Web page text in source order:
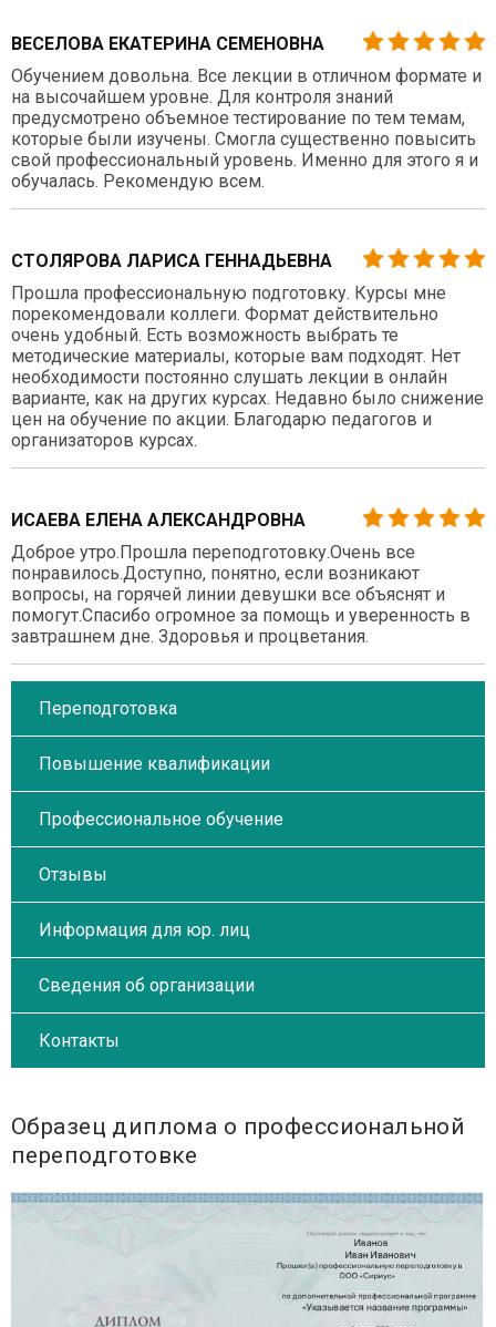
ВЕСЕЛОВА ЕКАТЕРИНА СЕМЕНОВНА
Обучением довольна. Все лекции в отличном формате и
на высочайшем уровне. Для контроля знаний
предусмотрено объемное тестирование по тем темам,
которые были изучены. Смогла существенно повысить
свой профессиональный уровень. Именно для этого я и
обучалась. Рекомендую всем.
СТОЛЯРОВА ЛАРИСА ГЕННАДЬЕВНА
Прошла профессиональную подготовку. Курсы мне
порекомендовали коллеги. Формат действительно
очень удобный. Есть возможность выбрать те
методические материалы, которые вам подходят. Нет
необходимости постоянно слушать лекции в онлайн
варианте, как на других курсах. Недавно было снижение
цен на обучение по акции. Благодарю педагогов и
организаторов курсах.
ИСАЕВА ЕЛЕНА АЛЕКСАНДРОВНА
Доброе утро.Прошла переподготовку.Очень все
понравилось.Доступно, понятно, если возникают
вопросы, на горячей линии девушки все объяснят и
помогут.Спасибо огромное за помощь и уверенность в
завтрашнем дне. Здоровья и процветания.
Переподготовка
Повышение квалификации
Профессиональное обучение
Отзывы
Информация для юр. лиц
Сведения об организации
Контакты
Образец диплома о профессиональной
переподготовке